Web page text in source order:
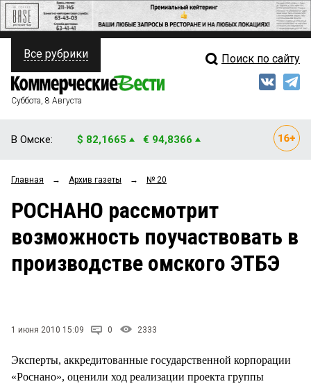
ПОЛИТИКА
ФИНАНСЫ
ОБЩЕСТВО
ЗАКОН
Свежий выпуск
Рейтинги
Блоги
Архив
Все рубрики Поиск по сайту
Суббота, 8 Августа
В Омске: $ 82,1665 € 94,8366
Главная → Архив газеты → № 20
РОСНАНО рассмотрит
возможность поучаствовать в
производстве омского ЭТБЭ
1 июня 2010 15:09 0 2333
Эксперты, аккредитованные государственной корпорации
«Роснано», оценили ход реализации проекта группы